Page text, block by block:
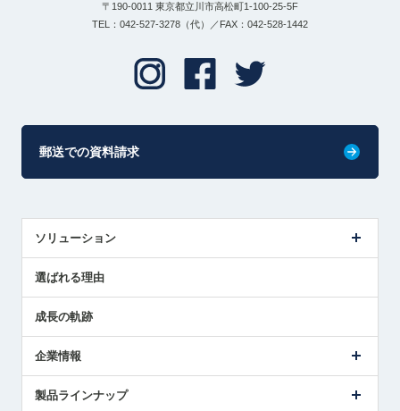
〒190-0011 東京都立川市高松町1-100-25-5F
TEL：042-527-3278（代）／FAX：042-528-1442
郵送での資料請求
ソリューション
解決策提案
選ばれる理由
成長の軌跡
企業情報
ごあいさつ
製品ラインナップ